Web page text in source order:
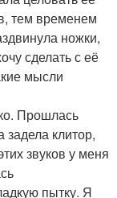
тем временем
ножки,
сделать с её
мысли
Прошлась
клитор,
звуков у меня
пытку. Я